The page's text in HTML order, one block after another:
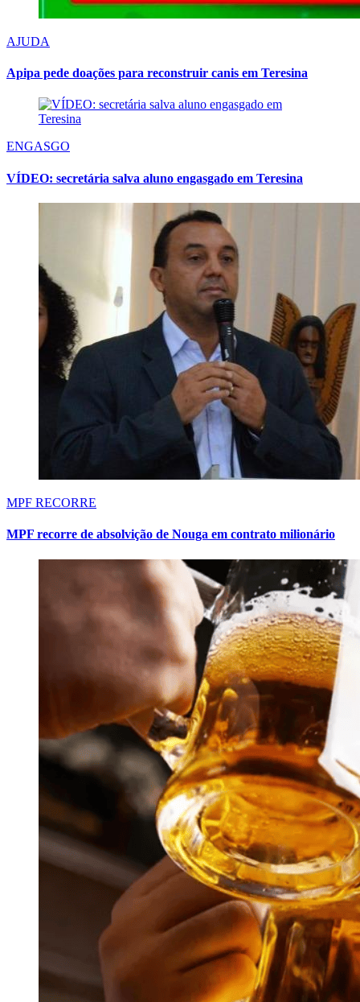
AJUDA
Apipa pede doações para reconstruir canis em Teresina
ENGASGO
VÍDEO: secretária salva aluno engasgado em Teresina
MPF RECORRE
MPF recorre de absolvição de Nouga em contrato milionário